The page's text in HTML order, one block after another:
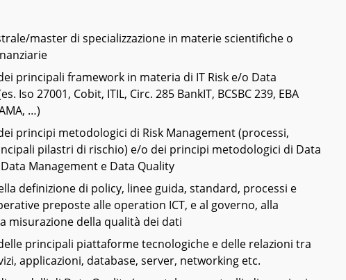
master di specializzazione in materie scientifiche o
principali framework in materia di IT Risk e/o Data
Iso 27001, Cobit, ITIL, Circ. 285 BankIT, BCSBC 239, EBA
…)
principi metodologici di Risk Management (processi,
pilastri di rischio) e/o dei principi metodologici di Data
Management e Data Quality
definizione di policy, linee guida, standard, processi e
preposte alle operation ICT, e al governo, alla
misurazione della qualità dei dati
principali piattaforme tecnologiche e delle relazioni tra
applicazioni, database, server, networking etc.